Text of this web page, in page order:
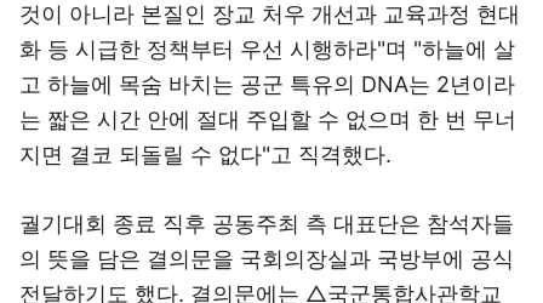
것이 아니라 본질인 장교 처우 개선과 교육과정 현대
화 등 시급한 정책부터 우선 시행하라"며 "하늘에 살
고 하늘에 목숨 바치는 공군 특유의 DNA는 2년이라
는 짧은 시간 안에 절대 주입할 수 없으며 한 번 무너
지면 결코 되돌릴 수 없다"고 직격했다.
궐기대회 종료 직후 공동주최 측 대표단은 참석자들
의 뜻을 담은 결의문을 국회의장실과 국방부에 공식
전달하기도 했다. 결의문에는 △국군통합사관학교